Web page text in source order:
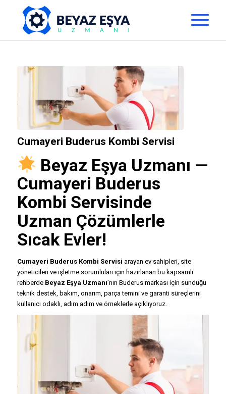
Cumayeri Buderus Kombi Servisi
Beyaz Eşya Uzmanı —
Cumayeri Buderus
Kombi Servisinde
Uzman Çözümlerle
Sıcak Evler!
Cumayeri Buderus Kombi Servisi arayan ev sahipleri, site
yöneticileri ve işletme sorumluları için hazırlanan bu kapsamlı
rehberde Beyaz Eşya Uzmanı’nın Buderus markası için sunduğu
teknik destek, bakım, onarım, parça temini ve garanti süreçlerini
kullanıcı odaklı, adım adım ve örneklerle açıklıyoruz.